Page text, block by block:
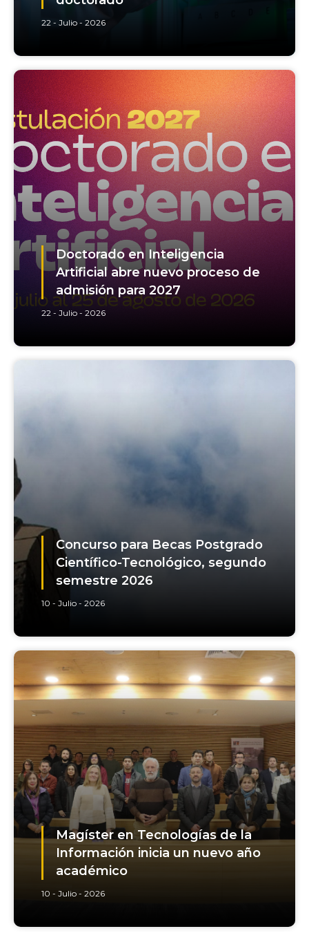
22 - Julio - 2026
Doctorado en Inteligencia
Artificial abre nuevo proceso de
admisión para 2027
22 - Julio - 2026
Concurso para Becas Postgrado
Científico-Tecnológico, segundo
semestre 2026
10 - Julio - 2026
Magíster en Tecnologías de la
Información inicia un nuevo año
académico
10 - Julio - 2026